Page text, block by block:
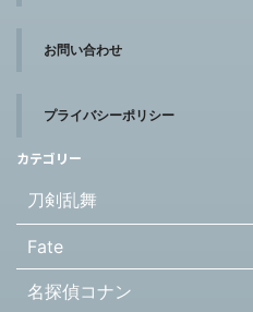
お問い合わせ
プライバシーポリシー
カテゴリー
刀剣乱舞
Fate
名探偵コナン